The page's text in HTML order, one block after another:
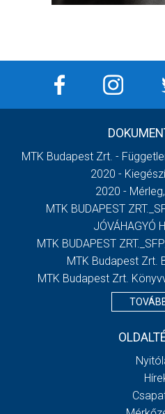
MTK Budapest Zrt. -
2020 -
2020 -
MTK BUDAPEST
JÓVÁHAGYÓ
MTK BUDAPEST
MTK Budapest Zrt.
MTK Budapest Zrt.